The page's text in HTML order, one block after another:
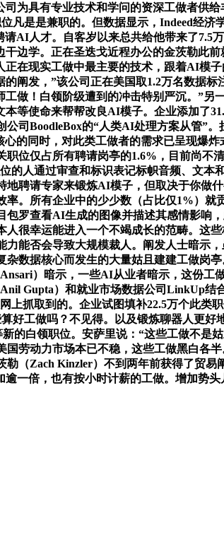
为具有专业技术和学问的资深工做者供
是是兼职的。但数据显示，Indeed经济
AI人才。自客岁以来总共给他带来了
边学。正在圣迭戈近程办公的金茨勒此
在现实工做中最主要的技术，跟着AI模
阐发，”该公司正在美国取1.2万名数据
做！白领阶级遭到的冲击特别严沉。”
等使命来帮帮改良AI模子。企业添加了
司BoodleBox的“人类AI处理方案从管”
的同时，对此类工做者的需求已呈现爆
位仅占所有聘请岗亭的1.6%，目前尚
的人通过审查和标识表记标帜音频、文
聘请专家来锻炼AI模子，但取决于你做
。所有企业中的少少数（占比仅1%）就
罗查看AI生成的图像并描述其感情影响
很幸运能进入一个不竭成长的范畴。这
能否会导致大规模裁人。阐发人士暗示
数据核心而发生的大量姑且建建工做岗
）暗示，一些AI从业者暗示，这份
Gupta）和就业市场数据公司LinkUp
上抓取到的。企业试图填补22.5万个此
好工做吗？不见得。以及锻炼聊器人更
的白领职位。安萨里说：“这些工做不是
劳动力市场本已不稳，这些工做黑白各
（Zach Kinzler）不到两年前获得了贸
一倍，也有按小时计薪的工做。增加势